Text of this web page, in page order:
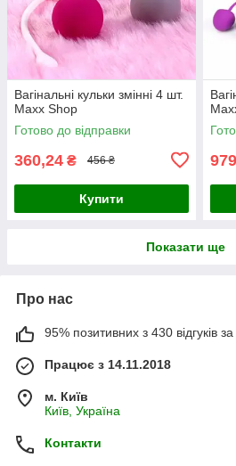
Вагінальні кульки змінні 4 шт.
Maxx Shop
Готово до відправки
360,24 ₴ 456 ₴
Купити
Показати ще
Про нас
95% позитивних з 430 відгуків за
Працює з 14.11.2018
м. Київ
Київ, Україна
Контакти